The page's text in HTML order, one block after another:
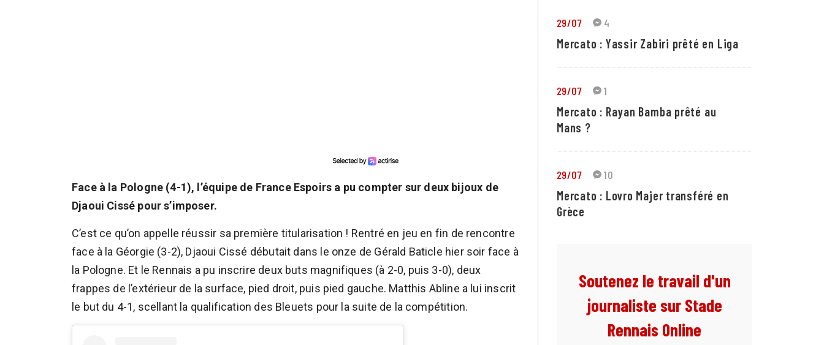
Face à la Pologne (4-1), l’équipe de France Espoirs a pu compter sur deux bijoux de
Djaoui Cissé pour s’imposer.
C’est ce qu’on appelle réussir sa première titularisation ! Rentré en jeu en fin de rencontre
face à la Géorgie (3-2), Djaoui Cissé débutait dans le onze de Gérald Baticle hier soir face à
la Pologne. Et le Rennais a pu inscrire deux buts magnifiques (à 2-0, puis 3-0), deux
frappes de l’extérieur de la surface, pied droit, puis pied gauche. Matthis Abline a lui inscrit
le but du 4-1, scellant la qualification des Bleuets pour la suite de la compétition.
29/07 4
Mercato : Yassir Zabiri prêté en Liga
29/07 1
Mercato : Rayan Bamba prêté au
Mans ?
29/07 10
Mercato : Lovro Majer transféré en
Grèce
Soutenez le travail d'un
journaliste sur Stade
Rennais Online